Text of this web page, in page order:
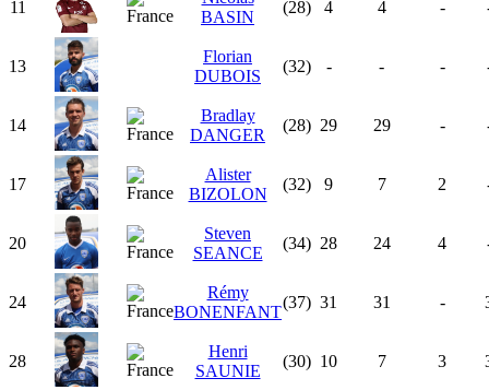
11
BASIN
(28) 4 4 -
13
Florian
DUBOIS
(32) - - -
14
Bradlay
DANGER
(28) 29 29 -
17
Alister
BIZOLON
(32) 9 7 2
20
Steven
SEANCE
(34) 28 24 4
24
Rémy
BONENFANT
(37) 31 31 -
28
Henri
SAUNIE
(30) 10 7 3